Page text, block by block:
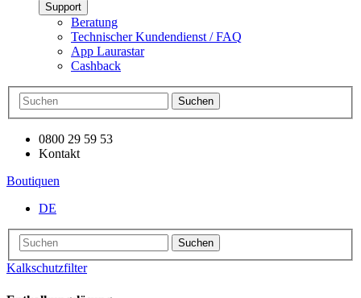
Support
Beratung
Technischer Kundendienst / FAQ
App Laurastar
Cashback
Suchen
0800 29 59 53
Kontakt
Boutiquen
DE
Suchen
Kalkschutzfilter